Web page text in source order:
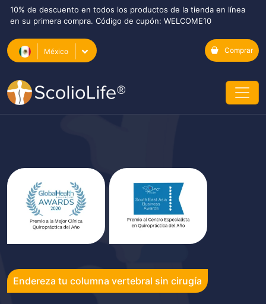
10% de descuento en todos los productos de la tienda en línea
en su primera compra. Código de cupón: WELCOME10
México Comprar
Endereza tu columna vertebral sin cirugía